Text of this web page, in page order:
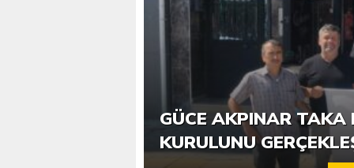
6. GÜCE TEKKEKÖY
KATILIMLA
GÜCE AKPINAR TAKA
KURULUNU